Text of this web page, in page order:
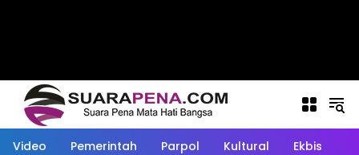
Video Pemerintah Parpol Kultural Ekbis